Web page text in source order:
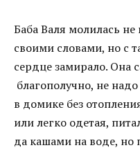
Баба Валя молилась
своими словами, но с
сердце замирало. Она
благополучно, не
в домике без
или легко одетая,
да кашами на воде, но